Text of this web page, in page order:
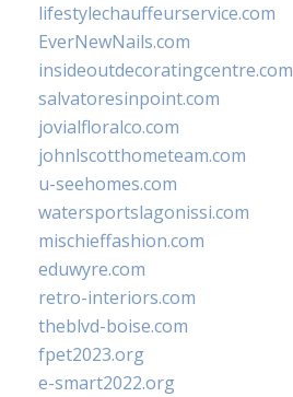
lifestylechauffeurservice.com
EverNewNails.com
insideoutdecoratingcentre.com
salvatoresinpoint.com
jovialfloralco.com
johnlscotthometeam.com
u-seehomes.com
watersportslagonissi.com
mischieffashion.com
eduwyre.com
retro-interiors.com
theblvd-boise.com
fpet2023.org
e-smart2022.org